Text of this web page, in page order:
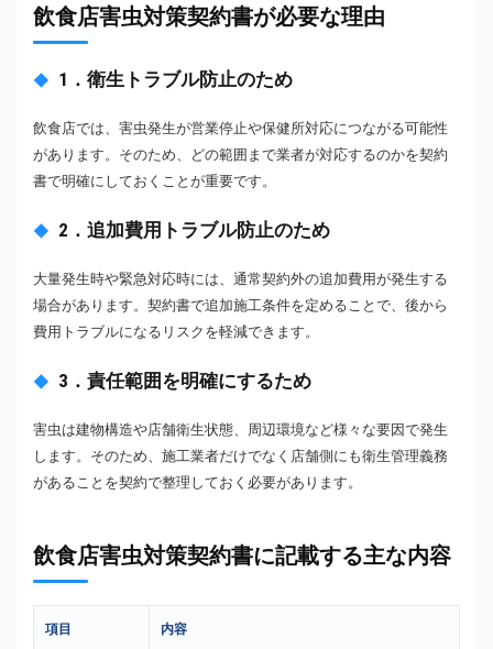
飲食店害虫対策契約書が必要な理由
1．衛生トラブル防止のため
飲食店では、害虫発生が営業停止や保健所対応につながる可能性
があります。そのため、どの範囲まで業者が対応するのかを契約
書で明確にしておくことが重要です。
2．追加費用トラブル防止のため
大量発生時や緊急対応時には、通常契約外の追加費用が発生する
場合があります。契約書で追加施工条件を定めることで、後から
費用トラブルになるリスクを軽減できます。
3．責任範囲を明確にするため
害虫は建物構造や店舗衛生状態、周辺環境など様々な要因で発生
します。そのため、施工業者だけでなく店舗側にも衛生管理義務
があることを契約で整理しておく必要があります。
飲食店害虫対策契約書に記載する主な内容
項目 内容